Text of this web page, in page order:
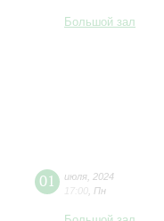
Большой зал
01 июля 2024
17:00 Пн